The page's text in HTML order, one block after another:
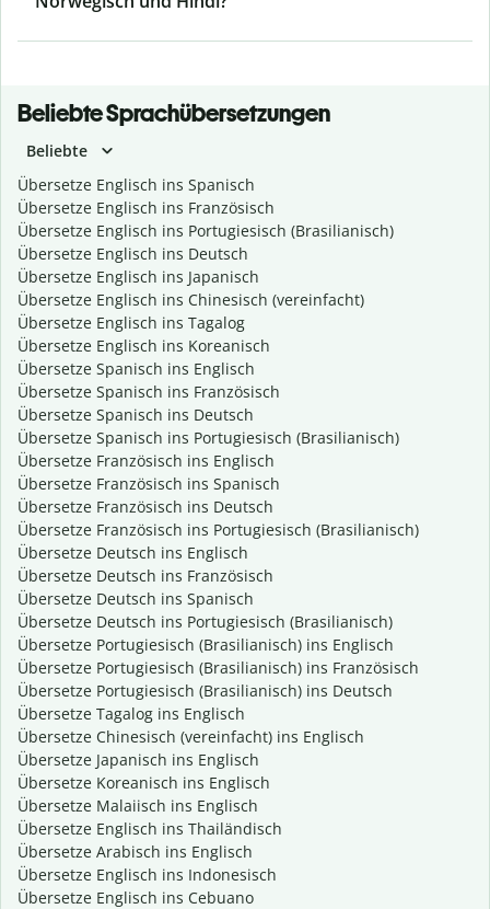
Beliebte Sprachübersetzungen
Beliebte
Übersetze Englisch ins Spanisch
Übersetze Englisch ins Französisch
Übersetze Englisch ins Portugiesisch (Brasilianisch)
Übersetze Englisch ins Deutsch
Übersetze Englisch ins Japanisch
Übersetze Englisch ins Chinesisch (vereinfacht)
Übersetze Englisch ins Tagalog
Übersetze Englisch ins Koreanisch
Übersetze Spanisch ins Englisch
Übersetze Spanisch ins Französisch
Übersetze Spanisch ins Deutsch
Übersetze Spanisch ins Portugiesisch (Brasilianisch)
Übersetze Französisch ins Englisch
Übersetze Französisch ins Spanisch
Übersetze Französisch ins Deutsch
Übersetze Französisch ins Portugiesisch (Brasilianisch)
Übersetze Deutsch ins Englisch
Übersetze Deutsch ins Französisch
Übersetze Deutsch ins Spanisch
Übersetze Deutsch ins Portugiesisch (Brasilianisch)
Übersetze Portugiesisch (Brasilianisch) ins Englisch
Übersetze Portugiesisch (Brasilianisch) ins Französisch
Übersetze Portugiesisch (Brasilianisch) ins Deutsch
Übersetze Tagalog ins Englisch
Übersetze Chinesisch (vereinfacht) ins Englisch
Übersetze Japanisch ins Englisch
Übersetze Koreanisch ins Englisch
Übersetze Malaiisch ins Englisch
Übersetze Englisch ins Thailändisch
Übersetze Arabisch ins Englisch
Übersetze Englisch ins Indonesisch
Übersetze Englisch ins Cebuano